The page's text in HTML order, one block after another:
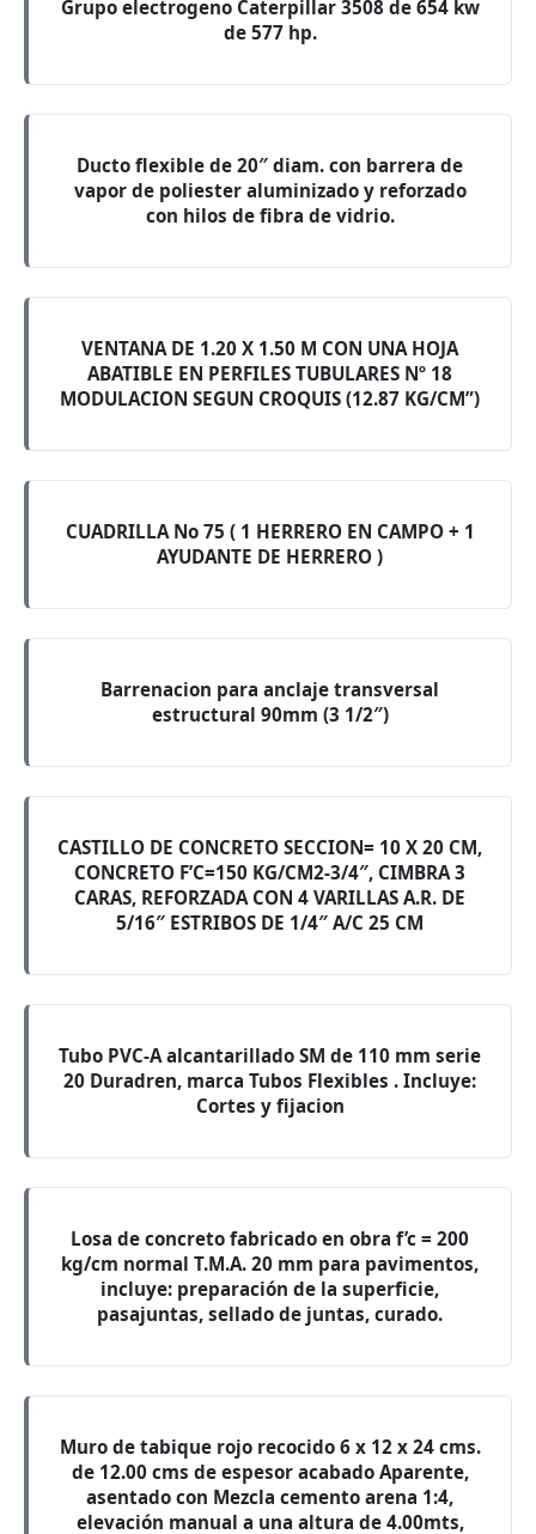
Grupo electrogeno Caterpillar 3508 de 654 kw
de 577 hp.
Ducto flexible de 20″ diam. con barrera de
vapor de poliester aluminizado y reforzado
con hilos de fibra de vidrio.
VENTANA DE 1.20 X 1.50 M CON UNA HOJA
ABATIBLE EN PERFILES TUBULARES Nº 18
MODULACION SEGUN CROQUIS (12.87 KG/CM”)
CUADRILLA No 75 ( 1 HERRERO EN CAMPO + 1
AYUDANTE DE HERRERO )
Barrenacion para anclaje transversal
estructural 90mm (3 1/2″)
CASTILLO DE CONCRETO SECCION= 10 X 20 CM,
CONCRETO F’C=150 KG/CM2-3/4″, CIMBRA 3
CARAS, REFORZADA CON 4 VARILLAS A.R. DE
5/16″ ESTRIBOS DE 1/4″ A/C 25 CM
Tubo PVC-A alcantarillado SM de 110 mm serie
20 Duradren, marca Tubos Flexibles . Incluye:
Cortes y fijacion
Losa de concreto fabricado en obra f’c = 200
kg/cm normal T.M.A. 20 mm para pavimentos,
incluye: preparación de la superficie,
pasajuntas, sellado de juntas, curado.
Muro de tabique rojo recocido 6 x 12 x 24 cms.
de 12.00 cms de espesor acabado Aparente,
asentado con Mezcla cemento arena 1:4,
elevación manual a una altura de 4.00mts,